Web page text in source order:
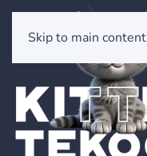
Skip to main content